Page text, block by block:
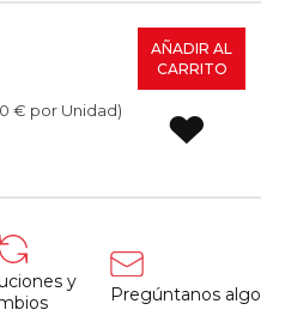
€ por Unidad)
AÑADIR AL
CARRITO
y
Pregúntanos algo